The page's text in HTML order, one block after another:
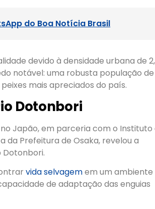
do Boa Notícia Brasil
devido à densidade urbana de
notável: uma robusta população de
mais apreciados do país.
Dotonbori
Japão, em parceria com o Instituto
da Prefeitura de Osaka, revelou a
Dotonbori.
vida selvagemem um ambiente
de adaptação das enguias